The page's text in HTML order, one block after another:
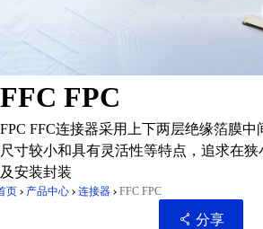
FFC FPC
FPC FFC连接器采用上下两层绝缘箔膜
尺寸较小和具有灵活性等特点，追求在
及安装封装
页 产品中心 连接器 FFC FPC
分享